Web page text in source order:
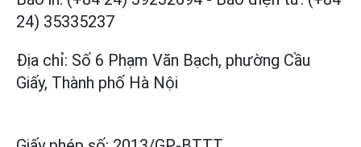
24) 35335237
Địa chỉ: Số 6 Phạm Văn Bạch, phường Cầu
Giấy, Thành phố Hà Nội